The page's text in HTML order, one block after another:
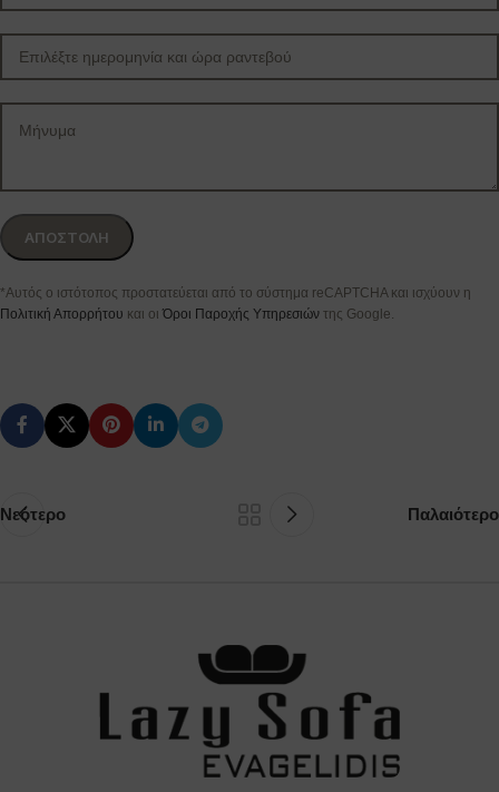
*Αυτός ο ιστότοπος προστατεύεται από το σύστημα reCAPTCHA και ισχύουν η
Πολιτική Απορρήτου και οι Όροι Παροχής Υπηρεσιών της Google.
Νεότερο Παλαιότερο